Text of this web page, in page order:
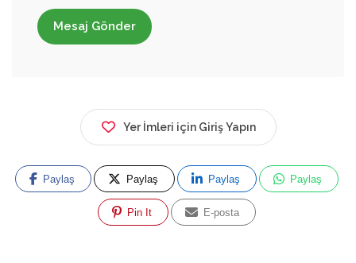
Mesaj Gönder
Yer İmleri için Giriş Yapın
Paylaş Paylaş Paylaş Paylaş
Pin It E-posta